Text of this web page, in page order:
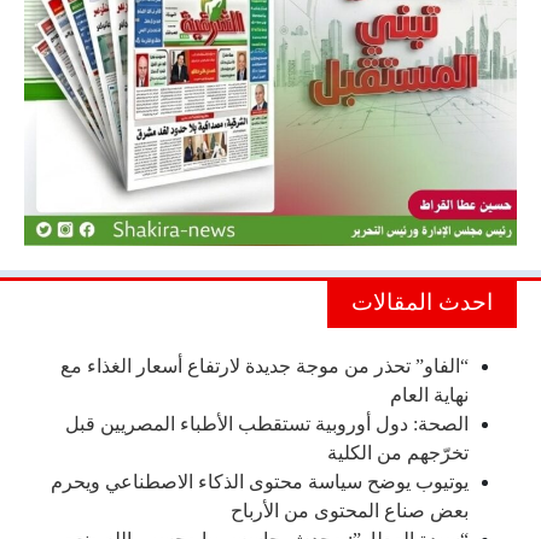
احدث المقالات
“الفاو” تحذر من موجة جديدة لارتفاع أسعار الغذاء مع
نهاية العام
الصحة: دول أوروبية تستقطب الأطباء المصريين قبل
تخرّجهم من الكلية
يوتيوب يوضح سياسة محتوى الذكاء الاصطناعي ويحرم
بعض صناع المحتوى من الأرباح